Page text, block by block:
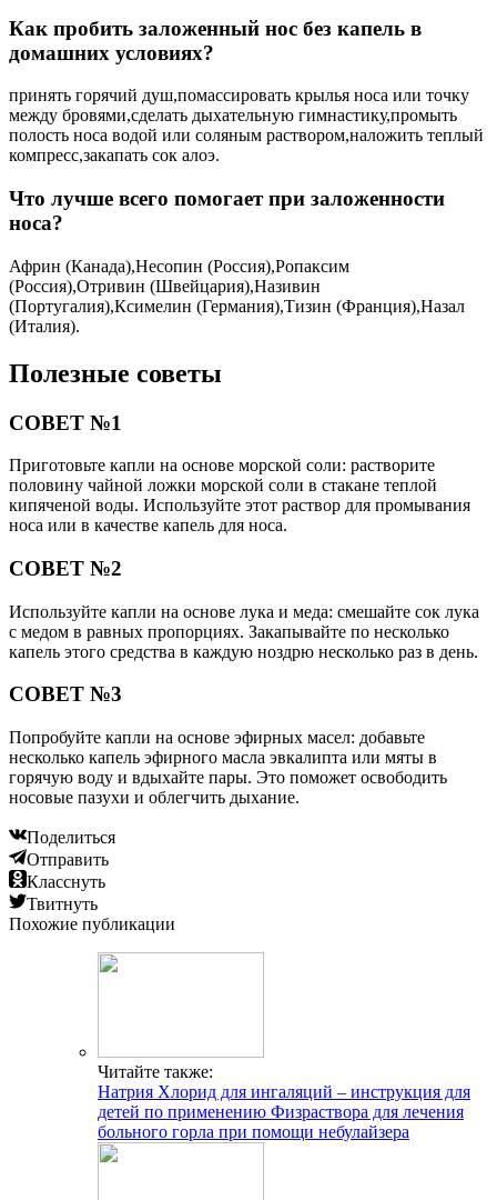
Как пробить заложенный нос без капель в
домашних условиях?
принять горячий душ,помассировать крылья носа или точку
между бровями,сделать дыхательную гимнастику,промыть
полость носа водой или соляным раствором,наложить теплый
компресс,закапать сок алоэ.
Что лучше всего помогает при заложенности
носа?
Африн (Канада),Несопин (Россия),Ропаксим
(Россия),Отривин (Швейцария),Називин
(Португалия),Ксимелин (Германия),Тизин (Франция),Назал
(Италия).
Полезные советы
СОВЕТ №1
Приготовьте капли на основе морской соли: растворите
половину чайной ложки морской соли в стакане теплой
кипяченой воды. Используйте этот раствор для промывания
носа или в качестве капель для носа.
СОВЕТ №2
Используйте капли на основе лука и меда: смешайте сок лука
с медом в равных пропорциях. Закапывайте по несколько
капель этого средства в каждую ноздрю несколько раз в день.
СОВЕТ №3
Попробуйте капли на основе эфирных масел: добавьте
несколько капель эфирного масла эвкалипта или мяты в
горячую воду и вдыхайте пары. Это поможет освободить
носовые пазухи и облегчить дыхание.
Поделиться
Отправить
Класснуть
Твитнуть
Похожие публикации
Читайте также:
Натрия Хлорид для ингаляций – инструкция для
детей по применению Физраствора для лечения
больного горла при помощи небулайзера